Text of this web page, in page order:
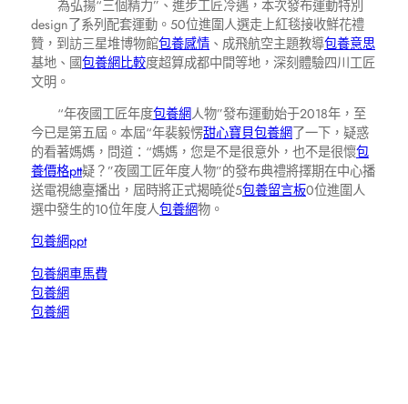
為弘揚“三個精力”、進步工匠冷遇，本次發布運動特別
design了系列配套運動。50位進圍人選走上紅毯接收鮮花禮
贊，到訪三星堆博物館包養感情 、成飛航空主題教導包養意思
基地、國包養網比較度超算成都中間等地，深刻體驗四川工匠
文明。
“年夜國工匠年度包養網人物”發布運動始于2018年，至
今已是第五屆。本屆“年裴毅愣甜心寶貝包養網了一下，疑惑
的看著媽媽，問道：“媽媽，您是不是很意外，也不是很懷包
養價格ptt疑？”夜國工匠年度人物”的發布典禮將擇期在中心播
送電視總臺播出，屆時將正式揭曉從5包養留言板0位進圍人
選中發生的10位年度人包養網物。
包養網ppt
包養網車馬費
包養網
包養網